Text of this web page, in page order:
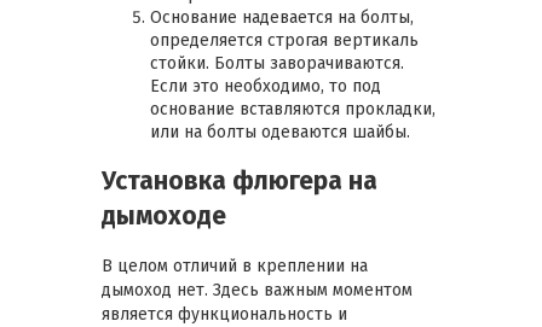
Основание надевается на болты,
определяется строгая вертикаль
стойки. Болты заворачиваются.
Если это необходимо, то под
основание вставляются прокладки,
или на болты одеваются шайбы.
Установка флюгера на
дымоходе
В целом отличий в креплении на
дымоход нет. Здесь важным моментом
является функциональность и